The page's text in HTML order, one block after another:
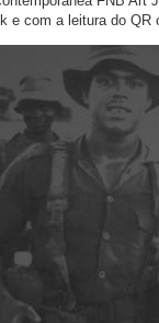
e com a leitura do QR